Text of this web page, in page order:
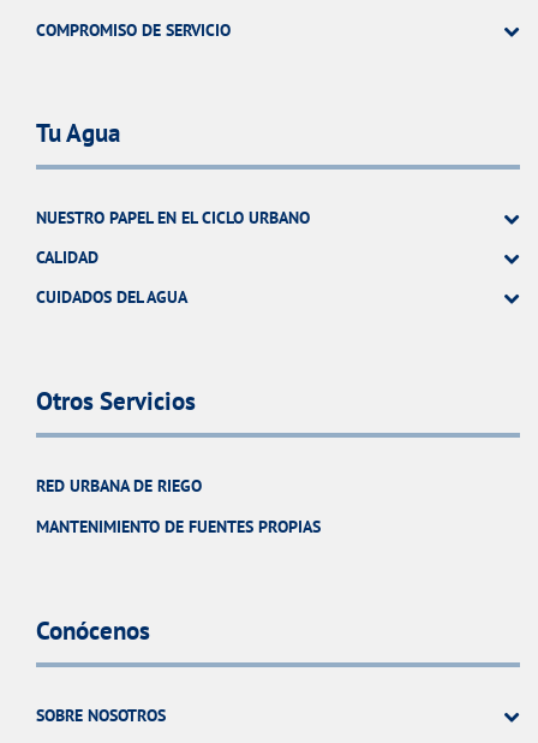
COMPROMISO DE SERVICIO
Tu Agua
NUESTRO PAPEL EN EL CICLO URBANO
CALIDAD
CUIDADOS DEL AGUA
Otros Servicios
RED URBANA DE RIEGO
MANTENIMIENTO DE FUENTES PROPIAS
Conócenos
SOBRE NOSOTROS